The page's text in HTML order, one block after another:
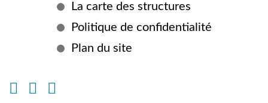
d'informations
La carte des structures
Politique de confidentialité
Plan du site
Instagram
Facebook